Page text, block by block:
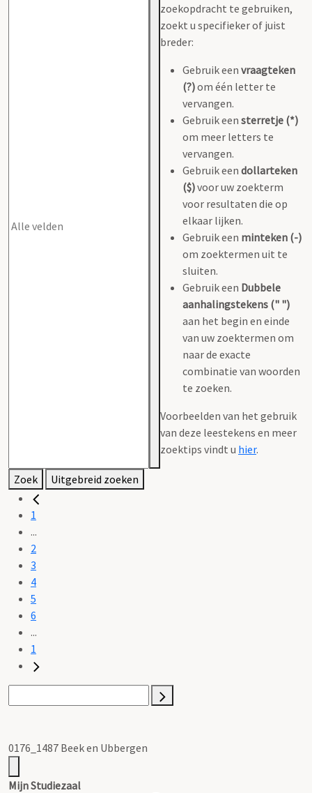
zoekopdracht te gebruiken,
zoekt u specifieker of juist
breder:
Gebruik een vraagteken
(?)om één letter te
vervangen.
Gebruik een sterretje (*)
om meer letters te
vervangen.
Gebruik een dollarteken
($)voor uw zoekterm
voor resultaten die op
elkaar lijken.
Gebruik een minteken (-)
om zoektermen uit te
sluiten.
Gebruik een Dubbele
aanhalingstekens (" ")
aan het begin en einde
van uw zoektermen om
naar de exacte
combinatie van woorden
te zoeken.
Voorbeelden van het gebruik
van deze leestekens en meer
zoektips vindt u hier.
Zoek Uitgebreid zoeken
1
...
2
3
4
5
6
...
1
0176_1487 Beek en Ubbergen
Mijn Studiezaal